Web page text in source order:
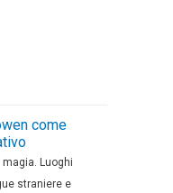
come
Luoghi
straniere e